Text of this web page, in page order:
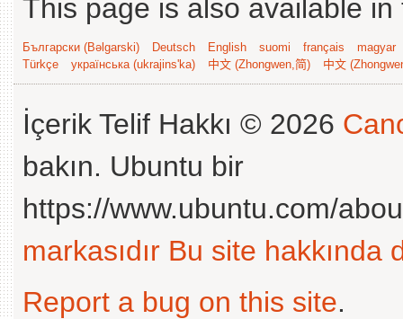
This page is also available
Български (Bəlgarski) Deutsch English suomi français
magyar
Türkçe
українська (ukrajins'ka) 中文 (Zhongwen,简) 中文
İçerik Telif Hakkı © 2026
bakın. Ubuntu bir
https://www.ubuntu.com/
markasıdır Bu site hakkında
Report a bug on this site.